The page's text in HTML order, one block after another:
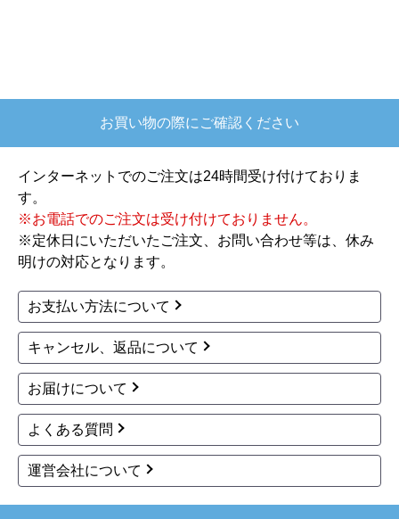
【注文からどのくらいで届きましたか？】
もあると思いますがあまりに早かったので少し驚
【その他感想・コメント】
ショップからの連絡もしっかりありましたし、商
できました。また機会があれば是非利用したいと
思います。
きょりけ
2025年11月9日 07:54
欲しい商品をスムーズに注文できましたか？
はい
お買い物の際にご確認ください
インターネットでのご注文は24時間受け付けておりま
す。
※お電話でのご注文は受け付けておりません。
※定休日にいただいたご注文、お問い合わせ等は、休み
明けの対応となります。
お支払い方法について
キャンセル、返品について
お届けについて
よくある質問
運営会社について